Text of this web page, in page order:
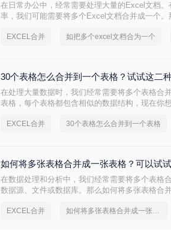
在日常办公中，经常需要处理大量的Excel文档
率，我们可能需要将多个Excel文档合并成一个
EXCEL合并 如把多个excel文档合为一个
30个表格怎么合并到一个表格？试试这二
在处理大量数据时，我们经常需要将多个表格合
表格，每个表格都包含相似的数据结构，现在你
EXCEL合并 30个表格怎么合并到一个表格
如何将多张表格合并成一张表格？可以试
在数据处理和分析中，我们经常需要将多个表格
数据源、文件或数据库。那么如何将多张表格合
EXCEL合并 如何将多张表格合并成一张表格